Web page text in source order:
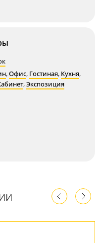
,Офис, Гостиная, Кухня,
,Экспозиция